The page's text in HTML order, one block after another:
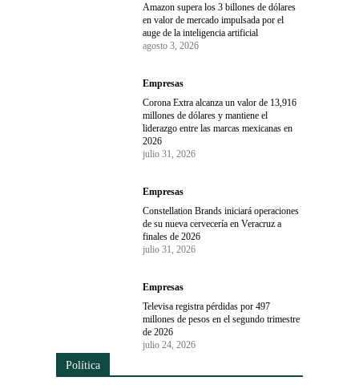
Amazon supera los 3 billones de dólares
en valor de mercado impulsada por el
auge de la inteligencia artificial
agosto 3, 2026
Empresas
Corona Extra alcanza un valor de 13,916
millones de dólares y mantiene el
liderazgo entre las marcas mexicanas en
2026
julio 31, 2026
Empresas
Constellation Brands iniciará operaciones
de su nueva cervecería en Veracruz a
finales de 2026
julio 31, 2026
Empresas
Televisa registra pérdidas por 497
millones de pesos en el segundo trimestre
de 2026
julio 24, 2026
Política